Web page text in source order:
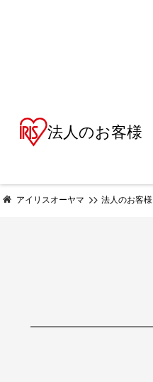
法人のお客様
アイリスオーヤマ 法人のお客様